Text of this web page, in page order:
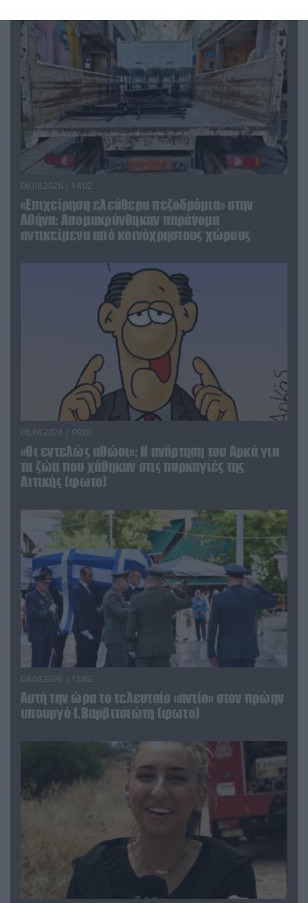
06.08.2026 | 14:02
«Επιχείρηση ελεύθερα πεζοδρόμια» στην
Αθήνα: Απομακρύνθηκαν παράνομα
αντικείμενα από κοινόχρηστους χώρους
06.08.2026 | 09:03
«Οι εντελώς αθώοι»: Η ανάρτηση του Αρκά για
τα ζώα που χάθηκαν στις πυρκαγιές της
Αττικής (φωτο)
04.08.2026 | 15:02
Αυτή την ώρα το τελευταίο «αντίο» στον πρώην
υπουργό Ι.Βαρβιτσιώτη (φωτο)